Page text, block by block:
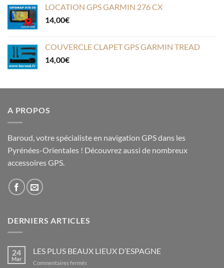
LOCATION GPS GARMIN 276 CX
14,00€
COUVERCLE CLAPET GPS GARMIN TREAD
14,00€
A PROPOS
Baroud, votre spécialiste en navigation GPS dans les
Pyrénées-Orientales ! Découvrez aussi de nombreux
accessoires GPS.
DERNIERS ARTICLES
24
Mar
LES PLUS BEAUX LIEUX D’ESPAGNE
Commentaires fermés